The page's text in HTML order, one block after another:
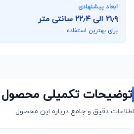
ابعاد پیشنهادی
۲۱٫۹ الی۲۲٫۴سانتی متر
برای بهترین استفاده
توضیحات تکمیلی محصول
اطلاعات دقیق و جامع درباره این محصول